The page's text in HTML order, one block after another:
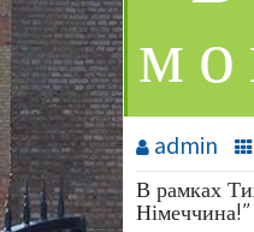
admin
В рамках